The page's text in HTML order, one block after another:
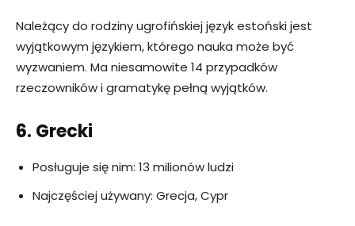
Należący do rodziny ugrofińskiej język estoński jest
wyjątkowym językiem, którego nauka może być
wyzwaniem. Ma niesamowite 14 przypadków
rzeczowników i gramatykę pełną wyjątków.
6. Grecki
Posługuje się nim: 13 milionów ludzi
Najczęściej używany: Grecja, Cypr